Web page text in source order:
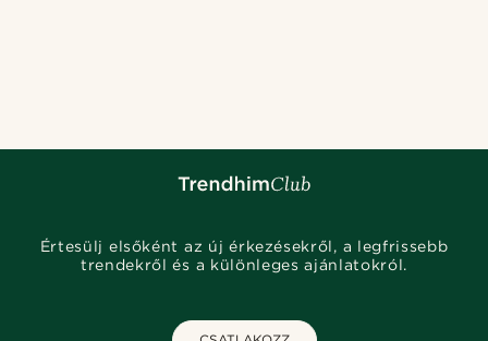
Értesülj elsőként az új érkezésekről, a legfrissebb
trendekről és a különleges ajánlatokról.